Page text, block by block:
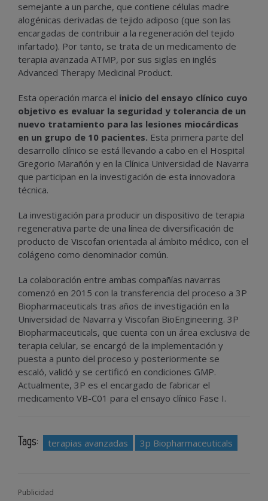
semejante a un parche, que contiene células madre
alogénicas derivadas de tejido adiposo (que son las
encargadas de contribuir a la regeneración del tejido
infartado). Por tanto, se trata de un medicamento de
terapia avanzada ATMP, por sus siglas en inglés
Advanced Therapy Medicinal Product.
Esta operación marca el inicio del ensayo clínico cuyo
objetivo es evaluar la seguridad y tolerancia de un
nuevo tratamiento para las lesiones miocárdicas
en un grupo de 10 pacientes. Esta primera parte del
desarrollo clínico se está llevando a cabo en el Hospital
Gregorio Marañón y en la Clínica Universidad de Navarra
que participan en la investigación de esta innovadora
técnica.
La investigación para producir un dispositivo de terapia
regenerativa parte de una línea de diversificación de
producto de Viscofan orientada al ámbito médico, con el
colágeno como denominador común.
La colaboración entre ambas compañías navarras
comenzó en 2015 con la transferencia del proceso a 3P
Biopharmaceuticals tras años de investigación en la
Universidad de Navarra y Viscofan BioEngineering. 3P
Biopharmaceuticals, que cuenta con un área exclusiva de
terapia celular, se encargó de la implementación y
puesta a punto del proceso y posteriormente se
escaló, validó y se certificó en condiciones GMP.
Actualmente, 3P es el encargado de fabricar el
medicamento VB-C01 para el ensayo clínico Fase I.
Tags: terapias avanzadas 3p Biopharmaceuticals
Publicidad